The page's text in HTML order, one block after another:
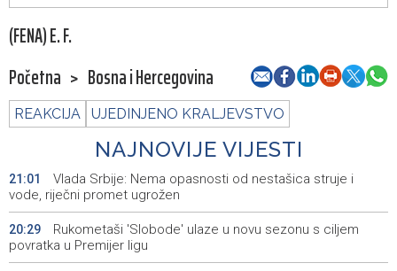
(FENA) E. F.
Početna > Bosna i Hercegovina
REAKCIJA UJEDINJENO KRALJEVSTVO
NAJNOVIJE VIJESTI
21:01
Vlada Srbije: Nema opasnosti od nestašica struje i
vode, riječni promet ugrožen
20:29
Rukometaši 'Slobode' ulaze u novu sezonu s ciljem
povratka u Premijer ligu